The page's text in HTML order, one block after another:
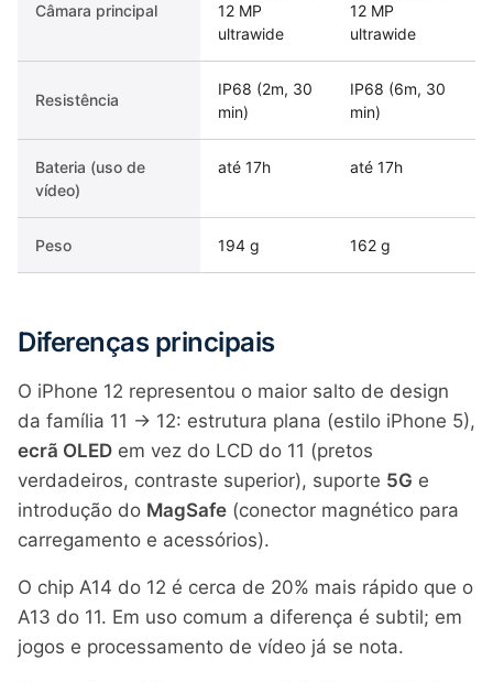
Câmara principal
12 MP
ultrawide
12 MP
ultrawide
Resistência
IP68 (2m, 30
min)
IP68 (6m, 30
min)
Bateria (uso de
vídeo)
até 17h até 17h
Peso 194 g 162 g
Diferenças principais
O iPhone 12 representou o maior salto de design
da família 11 → 12: estrutura plana (estilo iPhone 5),
ecrã OLED em vez do LCD do 11 (pretos
verdadeiros, contraste superior), suporte 5G e
introdução do MagSafe (conector magnético para
carregamento e acessórios).
O chip A14 do 12 é cerca de 20% mais rápido que o
A13 do 11. Em uso comum a diferença é subtil; em
jogos e processamento de vídeo já se nota.